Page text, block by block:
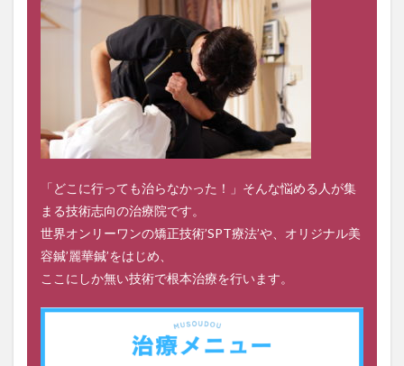
「どこに行っても治らなかった！」そんな悩める人が集
まる技術志向の治療院です。
世界オンリーワンの矯正技術’SPT療法’や、オリジナル美
容鍼’麗華鍼’をはじめ、
ここにしか無い技術で根本治療を行います。